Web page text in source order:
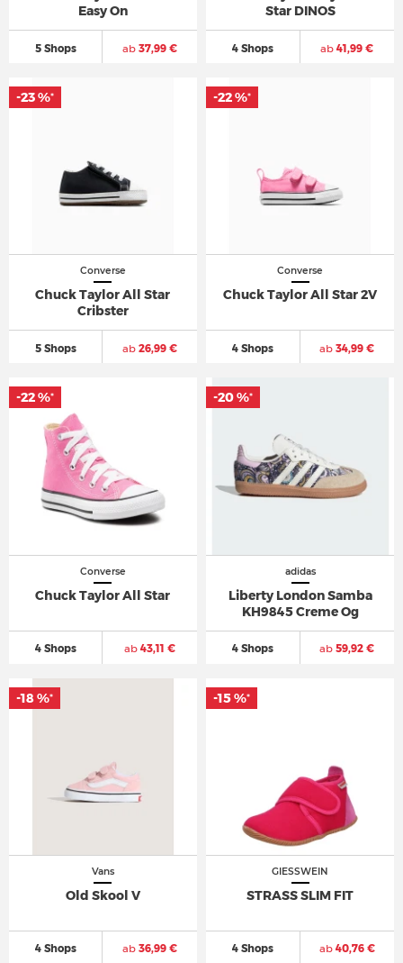
Easy On
5 Shops ab37,99 €
Star DINOS
4 Shops ab 41,99 €
Converse
Chuck Taylor All Star
Cribster
5 Shops ab26,99 €
-23 %*
Converse
Chuck Taylor All Star 2V
4 Shops ab 34,99 €
-22 %*
Converse
Chuck Taylor All Star
4 Shops ab43,11 €
-22 %*
adidas
Liberty London Samba
KH9845 Creme Og
4 Shops ab 59,92 €
-20 %*
Vans
Old Skool V
4 Shops ab36,99 €
-18 %*
GIESSWEIN
STRASS SLIM FIT
4 Shops ab40,76 €
-15 %*